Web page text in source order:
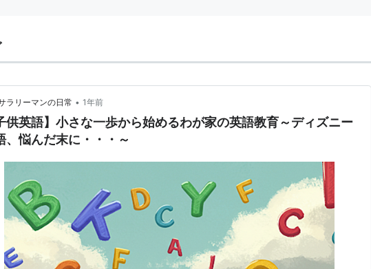
ラリーマンの日常 • 1年前
供英語】小さな一歩から始めるわが家の英語教育～ディズニー
、悩んだ末に・・・～